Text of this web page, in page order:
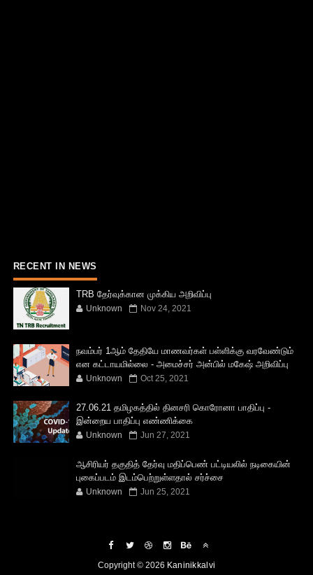
RECENT IN NEWS
TRB தேர்வுக்கான முக்கிய அறிவிப்பு
Unknown Nov 24, 2021
நவம்பர் 1ஆம் தேதியே மாணவர்கள் பள்ளிக்கு வரவேண்டும்
என கட்டாயமில்லை - அமைச்சர் அன்பில் மகேஷ் அறிவிப்பு
Unknown Oct 25, 2021
27.06.21 தமிழகத்தில் தினசரி கொரோனா பாதிப்பு -
இன்றைய பாதிப்பு எண்ணிக்கை
Unknown Jun 27, 2021
ஆசிரியர் தகுதித் தேர்வு மதிப்பெண் பட்டியலில் நடிகையின்
புகைப்படம் இடம்பெற்றுள்ளதால் சர்ச்சை
Unknown Jun 25, 2021
Copyright © 2026 Kaninikkalvi